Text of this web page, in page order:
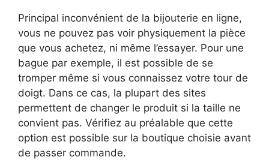
Principal inconvénient de la bijouterie en ligne,
vous ne pouvez pas voir physiquement la pièce
que vous achetez, ni même l’essayer. Pour une
bague par exemple, il est possible de se
tromper même si vous connaissez votre tour de
doigt. Dans ce cas, la plupart des sites
permettent de changer le produit si la taille ne
convient pas. Vérifiez au préalable que cette
option est possible sur la boutique choisie avant
de passer commande.